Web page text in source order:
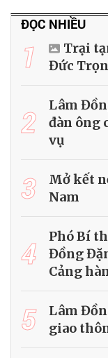
ĐỌC NHIỀU
1
Trại
Đức
2
Lâm
đàn ông
vụ
3
Mở kết
Nam
4
Phó Bí
Đồng
Cảng
5
Lâm
giao